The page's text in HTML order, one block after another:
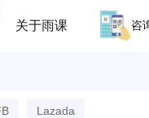
关于雨课 咨
Lazada